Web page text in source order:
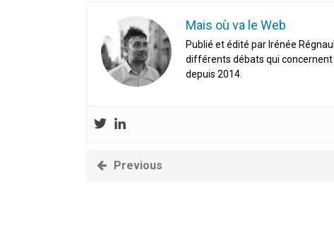
Mais où va le Web
Publié et édité par Irénée
différents débats qui concernent
depuis 2014.
Previous